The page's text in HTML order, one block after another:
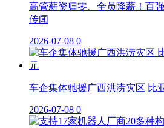
高管薪资归零、全员降薪！百
传闻
2026-07-08 0
车企集体驰援广西洪涝灾区 比
2026-07-08 0